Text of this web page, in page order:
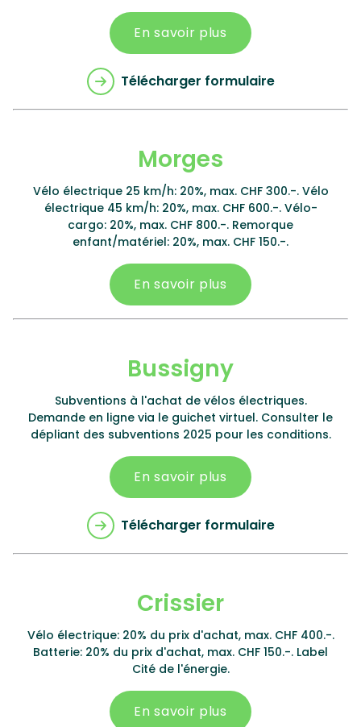
En savoir plus
Télécharger formulaire
Morges
Vélo électrique 25 km/h: 20%, max. CHF 300.-. Vélo
électrique 45 km/h: 20%, max. CHF 600.-. Vélo-
cargo: 20%, max. CHF 800.-. Remorque
enfant/matériel: 20%, max. CHF 150.-.
En savoir plus
Bussigny
Subventions à l'achat de vélos électriques.
Demande en ligne via le guichet virtuel. Consulter le
dépliant des subventions 2025 pour les conditions.
En savoir plus
Télécharger formulaire
Crissier
Vélo électrique: 20% du prix d'achat, max. CHF 400.-.
Batterie: 20% du prix d'achat, max. CHF 150.-. Label
Cité de l'énergie.
En savoir plus